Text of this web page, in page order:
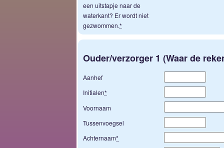
een uitstapje naar de
waterkant? Er wordt niet
gezwommen.*
Ouder/verzorger 1 (Waar de
Aanhef
Initialen*
Voornaam
Tussenvoegsel
Achternaam*